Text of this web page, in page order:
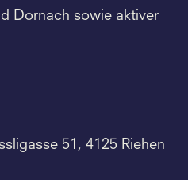
Dornach sowie aktiver
51, 4125 Riehen